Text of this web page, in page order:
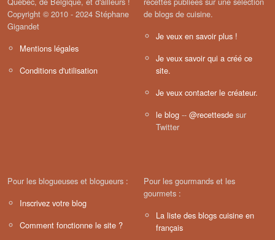
Copyright © 2010 - 2024 Stéphane
Gigandet
Mentions légales
Conditions d'utilisation
de blogs de cuisine.
Je veux en savoir plus !
Je veux savoir qui a créé ce
site.
Je veux contacter le créateur.
le blog -- @recettesde sur
Twitter
Pour les blogueuses et blogueurs :
Inscrivez votre blog
Comment fonctionne le site ?
Pour les gourmands et les
gourmets :
La liste des blogs cuisine en
français